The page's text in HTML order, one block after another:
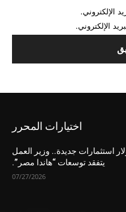
الإلكتروني.
الإلكتروني.
اختيارات المحرر
دولار استثمارات جديدة.. وزير العمل
يتفقد توسعات “هاندا مصر”.
07/27/2026